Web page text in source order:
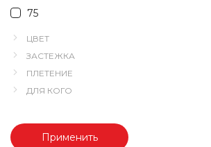
75
ЦВЕТ
ЗАСТЕЖКА
ПЛЕТЕНИЕ
ДЛЯ КОГО
Применить